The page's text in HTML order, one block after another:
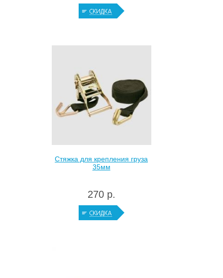
Стяжка для крепления груза
35мм
270 р.